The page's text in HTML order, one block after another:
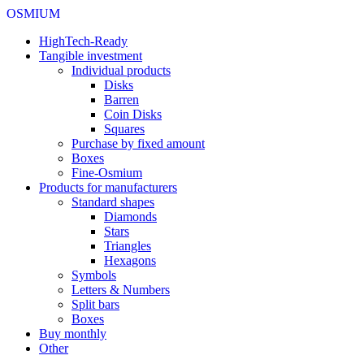
OSMIUM
HighTech-Ready
Tangible investment
Individual products
Disks
Barren
Coin Disks
Squares
Purchase by fixed amount
Boxes
Fine-Osmium
Products for manufacturers
Standard shapes
Diamonds
Stars
Triangles
Hexagons
Symbols
Letters & Numbers
Split bars
Boxes
Buy monthly
Other